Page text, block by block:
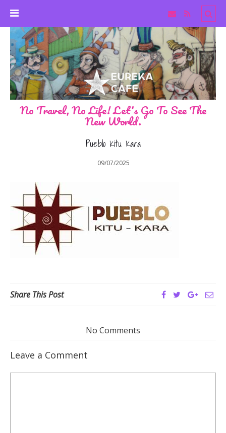
No Travel, No Life! Let's Go To See The
New World.
Pueblo Kitu Kara
09/07/2025
Share This Post
No Comments
Leave a Comment